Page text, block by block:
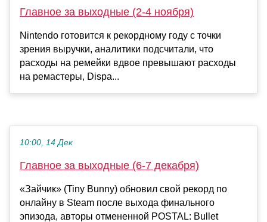
Главное за выходные (2-4 ноября)
Nintendo готовится к рекордному году с точки
зрения выручки, аналитики подсчитали, что
расходы на ремейки вдвое превышают расходы
на ремастеры, Dispa...
10:00, 14 Дек
Главное за выходные (6-7 декабря)
«Зайчик» (Tiny Bunny) обновил свой рекорд по
онлайну в Steam после выхода финального
эпизода, авторы отмененной POSTAL: Bullet